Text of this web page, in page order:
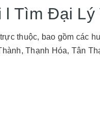
l Tìm Đại
thuộc, bao gồm các
Thạnh Hóa, Tân